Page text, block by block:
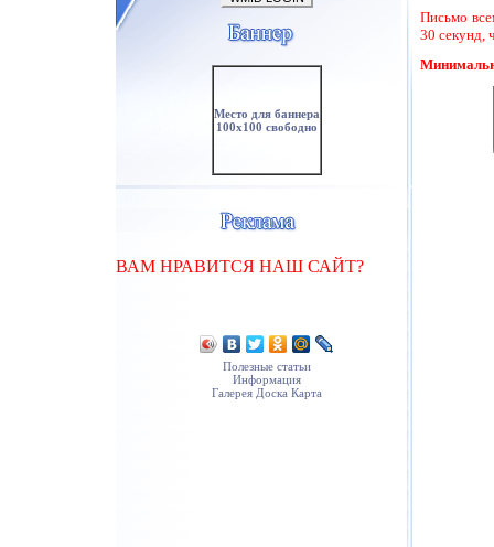
Место для баннера
100x100 свободно
ВАМ НРАВИТСЯ НАШ САЙТ?
Полезные статьи
Информация
Галерея Доска Карта
Письмо
30 секунд,